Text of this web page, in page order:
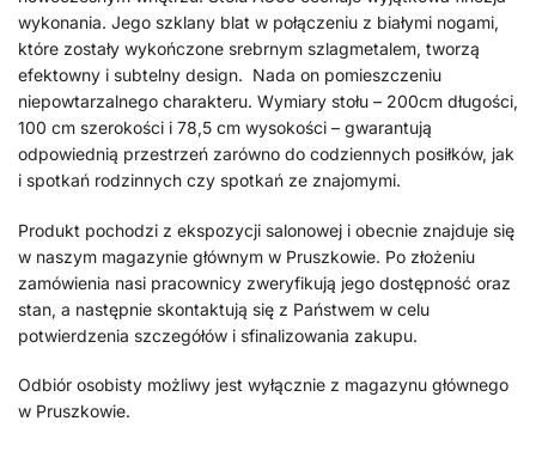
wykonania. Jego szklany blat w połączeniu z białymi nogami,
które zostały wykończone srebrnym szlagmetalem, tworzą
efektowny i subtelny design. Nada on pomieszczeniu
niepowtarzalnego charakteru. Wymiary stołu – 200cm długości,
100 cm szerokości i 78,5 cm wysokości – gwarantują
odpowiednią przestrzeń zarówno do codziennych posiłków, jak
i spotkań rodzinnych czy spotkań ze znajomymi.
Produkt pochodzi z ekspozycji salonowej i obecnie znajduje się
w naszym magazynie głównym w Pruszkowie. Po złożeniu
zamówienia nasi pracownicy zweryfikują jego dostępność oraz
stan, a następnie skontaktują się z Państwem w celu
potwierdzenia szczegółów i sfinalizowania zakupu.
Odbiór osobisty możliwy jest wyłącznie z magazynu głównego
w Pruszkowie.